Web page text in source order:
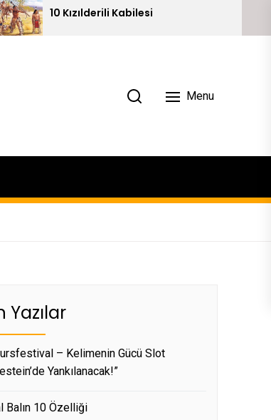
Kabilesi
Menu
Yazılar
– Kelimenin Gücü Slot
Yankılanacak!”
Balın 10 Özelliği